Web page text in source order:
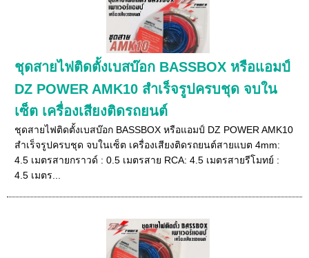
ชุดสายไฟติดตั้งเบสบ๊อก BASSBOX หรือแอมป์
DZ POWER AMK10 สำเร็จรูปครบชุด จบใน
เซ็ต เครื่องเสียงติดรถยนต์
ชุดสายไฟติดตั้งเบสบ๊อก BASSBOX หรือแอมป์ DZ POWER AMK10
สำเร็จรูปครบชุด จบในเซ็ต เครื่องเสียงติดรถยนต์สายแบต 4mm:
4.5 เมตรสายกราวด์ : 0.5 เมตรสาย RCA: 4.5 เมตรสายรีโมทย์ :
4.5 เมตร...